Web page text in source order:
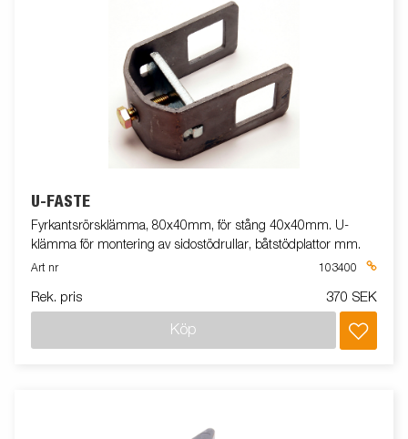
U-FÄSTE
Fyrkantsrörsklämma, 80x40mm, för stång 40x40mm. U-
klämma för montering av sidostödrullar, båtstödplattor mm.
Art nr 103400
Rek. pris 370 SEK
Köp